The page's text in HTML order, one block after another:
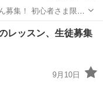
募集！ 初心者さま限定
エレキベース ・ウクレ
数制の教室です。全て
ン
レッスン、生徒募集
9月10日